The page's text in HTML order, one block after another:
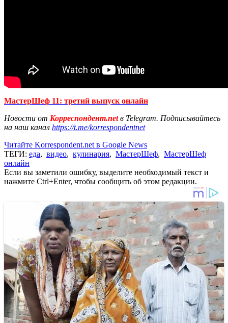
МастерШеф 11: третий выпуск онлайн
Новости от Корреспондент.netв Telegram. Подписывайтесь
на наш канал https://t.me/korrespondentnet
Читайте Korrespondent.net в Google News
ТЕГИ: еда, видео, кулинария, МастерШеф, МастерШеф
онлайн
Если вы заметили ошибку, выделите необходимый текст и
нажмите Ctrl+Enter, чтобы сообщить об этом редакции.